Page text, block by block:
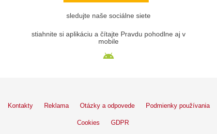
sledujte naše sociálne siete
stiahnite si aplikáciu a čítajte Pravdu pohodlne aj v
mobile
Kontakty Reklama Otázky a odpovede Podmienky používania
Cookies GDPR